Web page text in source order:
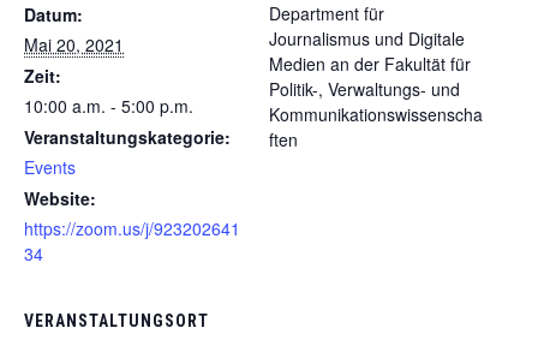
Datum:
Mai 20, 2021
Zeit:
10:00 a.m. - 5:00 p.m.
Veranstaltungskategorie:
Events
Website:
https://zoom.us/j/923202641
34
Department für
Journalismus und Digitale
Medien an der Fakultät für
Politik-, Verwaltungs- und
Kommunikationswissenscha
ften
VERANSTALTUNGSORT